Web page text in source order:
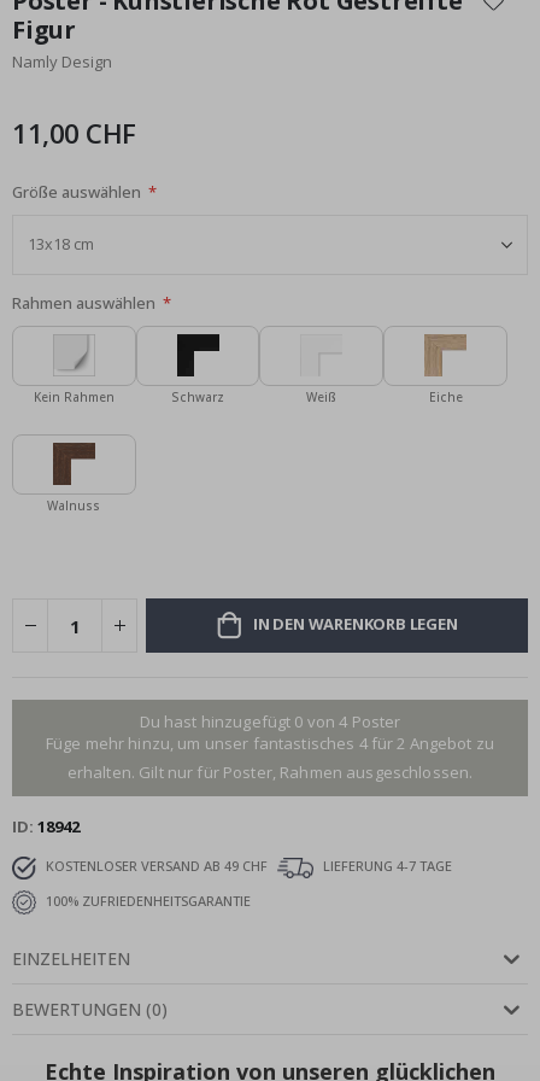
der
Bildgalerie
springen
Figur
Namly Design
11,00 CHF
Größe auswählen
Rahmen auswählen
Kein Rahmen Schwarz Weiß Eiche
Walnuss
IN DEN WARENKORB LEGEN
Du hast hinzugefügt 0 von 4 Poster
Füge mehr hinzu, um unser fantastisches 4 für 2 Angebot zu
erhalten. Gilt nur für Poster, Rahmen ausgeschlossen.
ID 18942
KOSTENLOSER VERSAND AB 49 CHF
LIEFERUNG 4-7 TAGE
100% ZUFRIEDENHEITSGARANTIE
EINZELHEITEN
BEWERTUNGEN (0)
Echte Inspiration von unseren glücklichen